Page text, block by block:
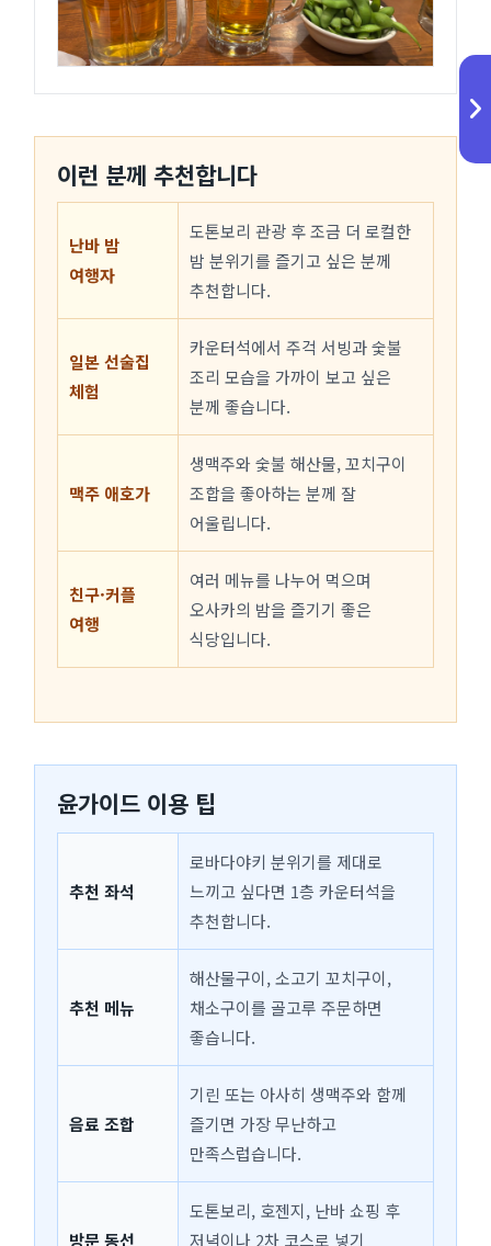
이런 분께 추천합니다
난바 밤
여행자
도톤보리 관광 후 조금 더 로컬한
밤 분위기를 즐기고 싶은 분께
추천합니다.
일본 선술집
체험
카운터석에서 주걱 서빙과 숯불
조리 모습을 가까이 보고 싶은
분께 좋습니다.
맥주 애호가
생맥주와 숯불 해산물, 꼬치구이
조합을 좋아하는 분께 잘
어울립니다.
친구·커플
여행
여러 메뉴를 나누어 먹으며
오사카의 밤을 즐기기 좋은
식당입니다.
윤가이드 이용 팁
추천 좌석
로바다야키 분위기를 제대로
느끼고 싶다면 1층 카운터석을
추천합니다.
추천 메뉴
해산물구이, 소고기 꼬치구이,
채소구이를 골고루 주문하면
좋습니다.
음료 조합
기린 또는 아사히 생맥주와 함께
즐기면 가장 무난하고
만족스럽습니다.
방문 동선
도톤보리, 호젠지, 난바 쇼핑 후
저녁이나 2차 코스로 넣기